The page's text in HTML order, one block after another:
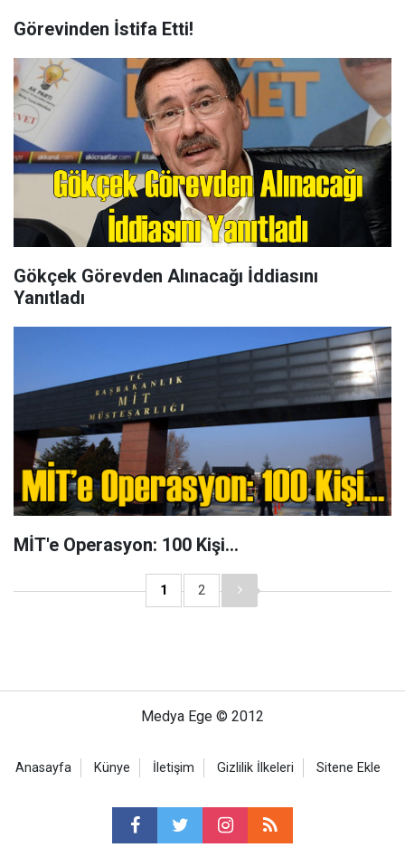
Görevinden İstifa Etti!
Gökçek Görevden Alınacağı İddiasını
Yanıtladı
MİT'e Operasyon: 100 Kişi...
1 2
Medya Ege © 2012
Anasayfa Künye İletişim Gizlilik İlkeleri Sitene Ekle